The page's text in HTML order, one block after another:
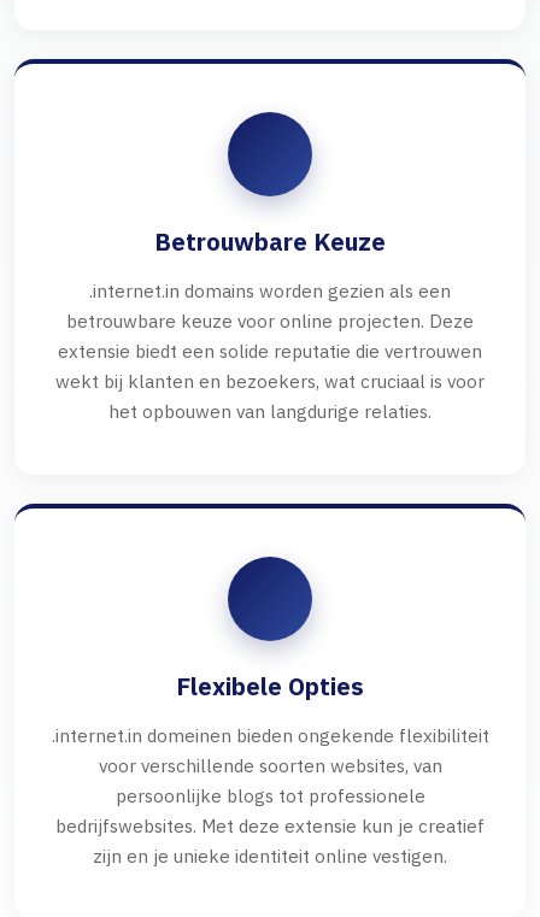
Betrouwbare Keuze
.internet.in domains worden gezien als een
betrouwbare keuze voor online projecten. Deze
extensie biedt een solide reputatie die vertrouwen
wekt bij klanten en bezoekers, wat cruciaal is voor
het opbouwen van langdurige relaties.
Flexibele Opties
.internet.in domeinen bieden ongekende flexibiliteit
voor verschillende soorten websites, van
persoonlijke blogs tot professionele
bedrijfswebsites. Met deze extensie kun je creatief
zijn en je unieke identiteit online vestigen.